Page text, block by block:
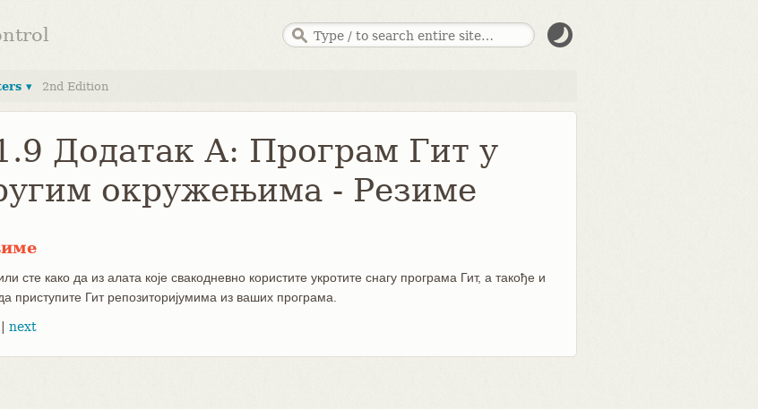
▾ 2nd Edition
Додатак А: Програм Гит у
окружењима - Резиме
сте како да из алата које свакодневно користите укротите снагу програма Гит, а такође и
приступите Гит репозиторијумима из ваших програма.
next